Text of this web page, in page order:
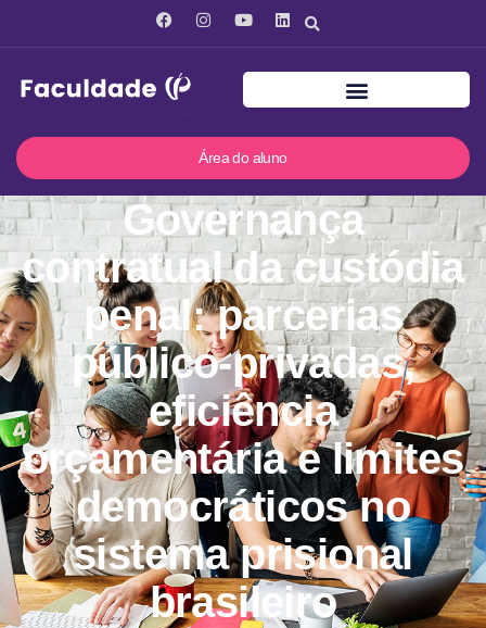
Área do aluno
Governança
contratual da custódia
penal: parcerias
público-privadas,
eficiência
orçamentária e limites
democráticos no
sistema prisional
brasileiro